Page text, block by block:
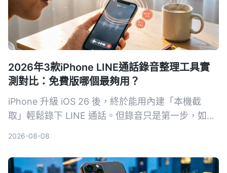
2026年3款iPhone LINE通話錄音整理工具實
測對比：免費版哪個最夠用？
iPhone 升級 iOS 26 後，終於能用內建「本機截
取」輕鬆錄下 LINE 通話。但錄音只是第一步，如何
到 AI 整理能力全面比較，幫你找到最適合的方案。
2026-08-08